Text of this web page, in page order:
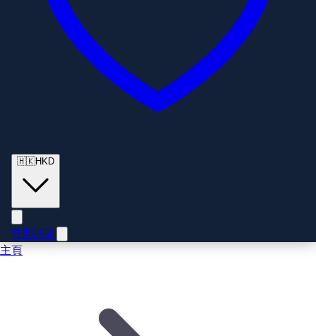
🇭🇰HKD
立即諮詢
主頁